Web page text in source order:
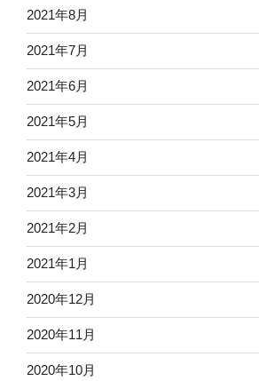
2021年8月
2021年7月
2021年6月
2021年5月
2021年4月
2021年3月
2021年2月
2021年1月
2020年12月
2020年11月
2020年10月